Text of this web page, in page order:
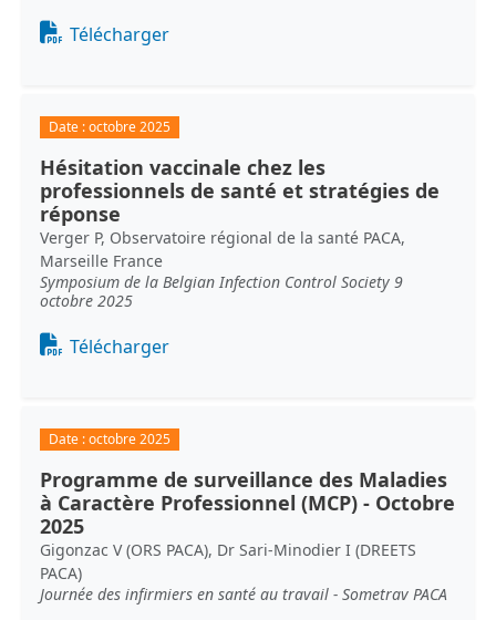
Document
Télécharger
Date :octobre 2025
Hésitation vaccinale chez les
professionnels de santé et stratégies de
réponse
Verger P, Observatoire régional de la santé PACA,
Marseille France
Symposium de la Belgian Infection Control Society 9
octobre 2025
Document
Télécharger
Date :octobre 2025
Programme de surveillance des Maladies
à Caractère Professionnel (MCP) - Octobre
2025
Gigonzac V (ORS PACA), Dr Sari-Minodier I (DREETS
PACA)
Journée des infirmiers en santé au travail - Sometrav PACA